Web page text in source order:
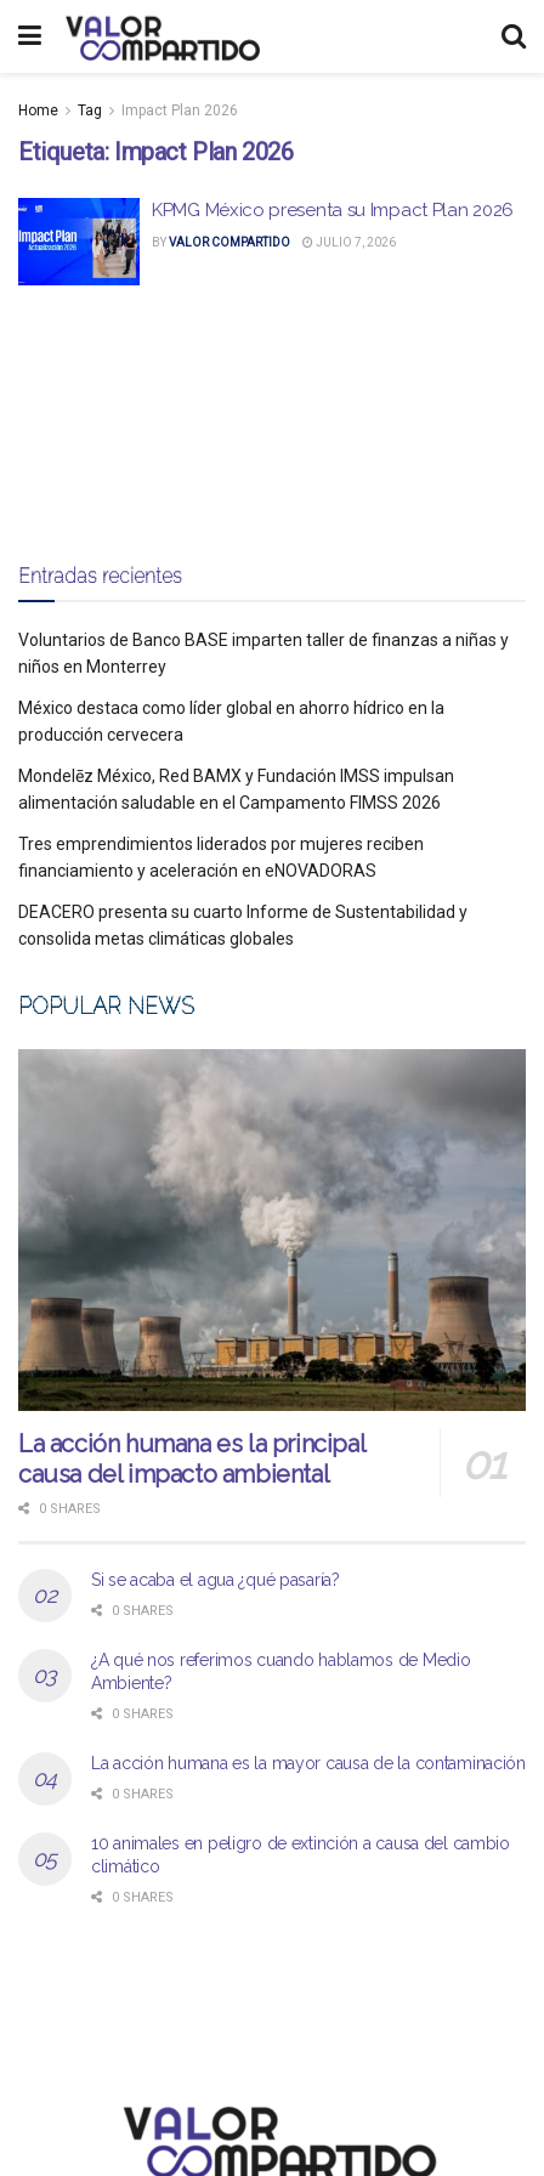
Home Tag Impact Plan 2026
Etiqueta: Impact Plan 2026
KPMG México presenta su Impact Plan 2026
BYVALOR COMPARTIDO JULIO 7, 2026
Entradas recientes
Voluntarios de Banco BASE imparten taller de finanzas a niñas y
niños en Monterrey
México destaca como líder global en ahorro hídrico en la
producción cervecera
Mondelēz México, Red BAMX y Fundación IMSS impulsan
alimentación saludable en el Campamento FIMSS 2026
Tres emprendimientos liderados por mujeres reciben
financiamiento y aceleración en eNOVADORAS
DEACERO presenta su cuarto Informe de Sustentabilidad y
consolida metas climáticas globales
POPULAR NEWS
La acción humana es la principal
causa del impacto ambiental
0 SHARES
Si se acaba el agua ¿qué pasaría?
0 SHARES
¿A qué nos referimos cuando hablamos de Medio
Ambiente?
0 SHARES
La acción humana es la mayor causa de la contaminación
0 SHARES
10 animales en peligro de extinción a causa del cambio
climático
0 SHARES